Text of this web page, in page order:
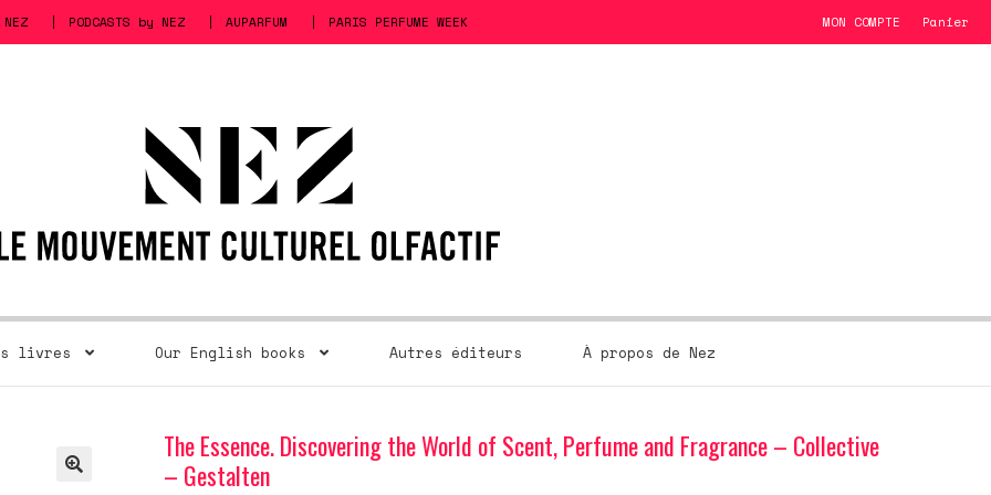
PODCASTS by NEZ AUPARFUM PARIS PERFUME WEEK MON COMPTE Panier
livres Our English books Autres éditeurs À propos de Nez
The Essence. Discovering the World of Scent, Perfume and Fragrance – Collective
– Gestalten